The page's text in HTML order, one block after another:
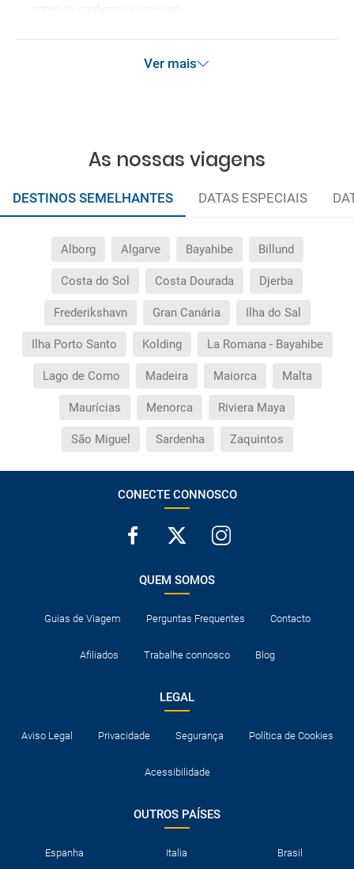
antes de confirmar a reserva).
Ver mais
As nossas viagens
DESTINOS SEMELHANTES DATAS ESPECIAIS
Alborg Algarve Bayahibe Billund
Costa do Sol Costa Dourada Djerba
Frederikshavn Gran Canária Ilha do Sal
Ilha Porto Santo Kolding La Romana - Bayahibe
Lago de Como Madeira Maiorca Malta
Maurícias Menorca Riviera Maya
São Miguel Sardenha Zaquintos
CONECTE CONNOSCO
QUEM SOMOS
Guias de Viagem Perguntas Frequentes Contacto
Afiliados Trabalhe connosco Blog
LEGAL
Aviso Legal Privacidade Segurança Política de Cookies
Acessibilidade
OUTROS PAÍSES
Espanha Italia Brasil